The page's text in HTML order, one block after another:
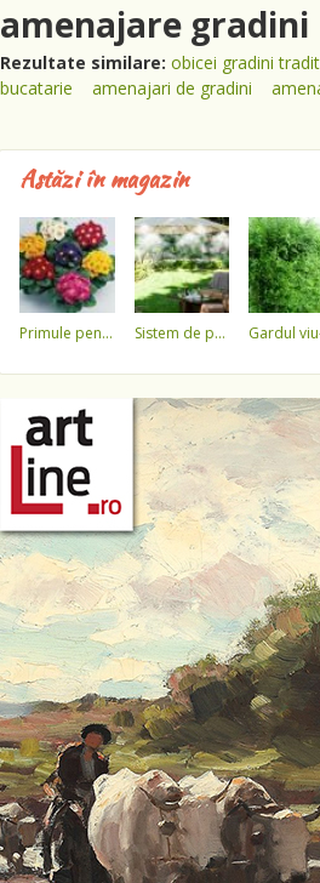
amenajare gradini
Rezultate similare: obicei gradini
bucatarie
amenajari de gradini
Astăzi în magazin
primule pentru 1 martie 3,5 lei / ghiveci !!!! sistem de pulverizare a apei gardul viu-